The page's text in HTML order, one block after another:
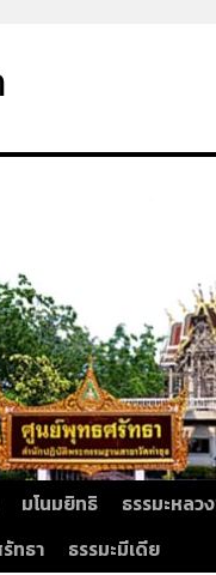
มโนมยิทธิ
ธรรมะหลว
ทธา
ธรรมะมีเดีย